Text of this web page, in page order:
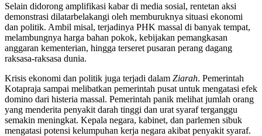
Selain didorong amplifikasi kabar di media sosial, rentetan aksi
demonstrasi dilatarbelakangi oleh memburuknya situasi ekonomi
dan politik. Ambil misal, terjadinya PHK massal di banyak tempat,
melambungnya harga bahan pokok, kebijakan pemangkasan
anggaran kementerian, hingga terseret pusaran perang dagang
raksasa-raksasa dunia.
Krisis ekonomi dan politik juga terjadi dalam Ziarah. Pemerintah
Kotapraja sampai melibatkan pemerintah pusat untuk mengatasi efek
domino dari histeria massal. Pemerintah panik melihat jumlah orang
yang menderita penyakit darah tinggi dan urat syaraf terganggu
semakin meningkat. Kepala negara, kabinet, dan parlemen sibuk
mengatasi potensi kelumpuhan kerja negara akibat penyakit syaraf.